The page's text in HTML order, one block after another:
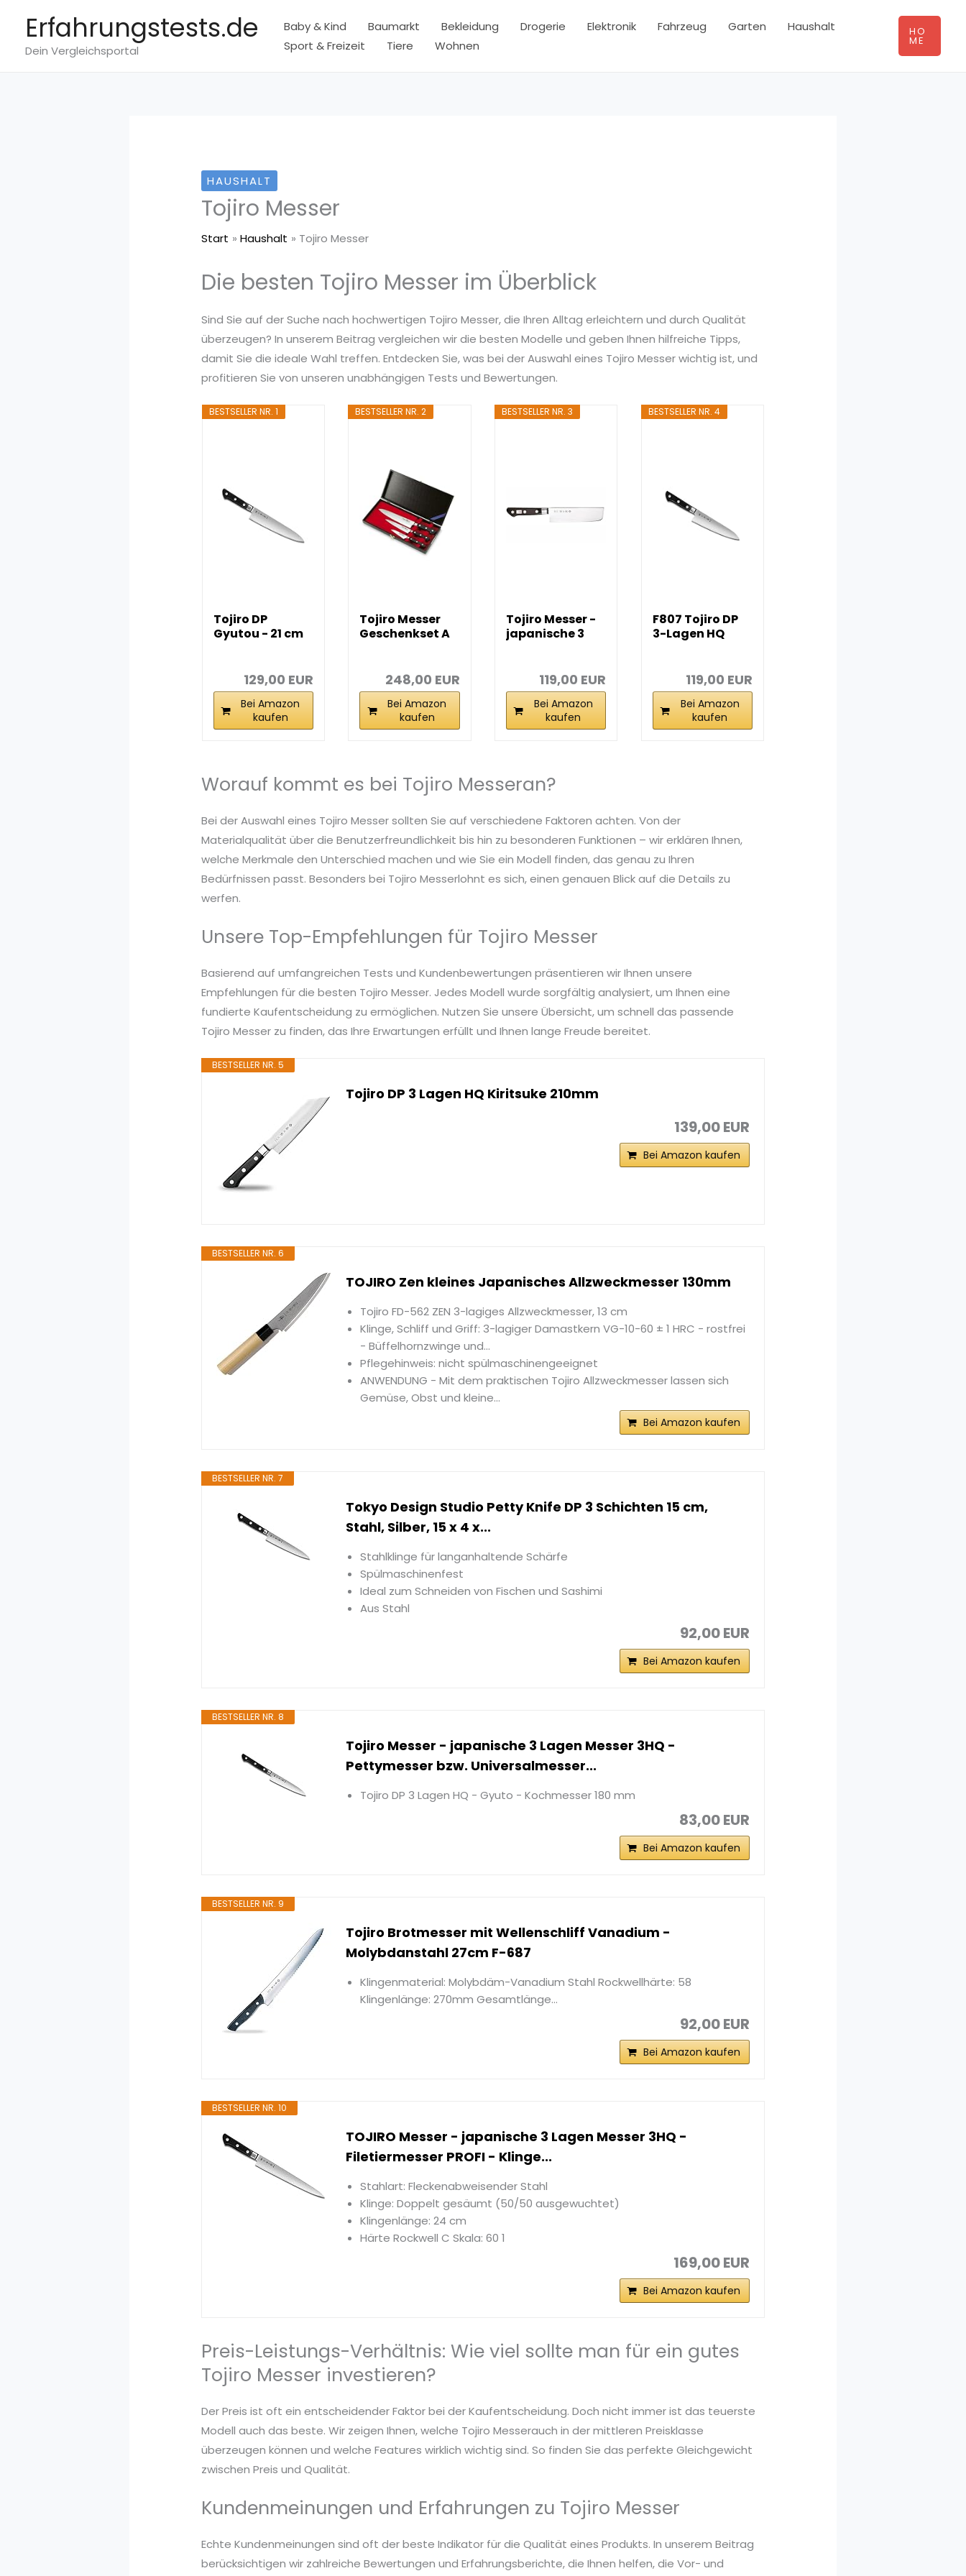
springen
Erfahrungstests.de
Dein Vergleichsportal
Baby & Kind Baumarkt Bekleidung Drogerie Elektronik Fahrzeug Garten
Haushalt
Sport & Freizeit
Tiere Wohnen
HO
ME
HAUSHALT
Tojiro Messer
Start Haushalt Tojiro Messer
Die besten Tojiro Messer im Überblick
Sind Sie auf der Suche nach hochwertigen Tojiro Messer, die Ihren Alltag erleichtern und durch Qualität
überzeugen? In unserem Beitrag vergleichen wir die besten Modelle und geben Ihnen hilfreiche Tipps,
damit Sie die ideale Wahl treffen. Entdecken Sie, was bei der Auswahl eines Tojiro Messer wichtig ist, und
profitieren Sie von unseren unabhängigen Tests und Bewertungen.
BESTSELLER NR. 1
Tojiro DP
Gyutou - 21 cm
129,00 EUR
Bei Amazon
kaufen
BESTSELLER NR. 2
Tojiro Messer
Geschenkset A
248,00 EUR
Bei Amazon
kaufen
BESTSELLER NR. 3
Tojiro Messer -
japanische 3
119,00 EUR
Bei Amazon
kaufen
BESTSELLER NR. 4
F807 Tojiro DP
3-Lagen HQ
119,00 EUR
Bei Amazon
kaufen
Worauf kommt es bei Tojiro Messeran?
Bei der Auswahl eines Tojiro Messer sollten Sie auf verschiedene Faktoren achten. Von der
Materialqualität über die Benutzerfreundlichkeit bis hin zu besonderen Funktionen – wir erklären Ihnen,
welche Merkmale den Unterschied machen und wie Sie ein Modell finden, das genau zu Ihren
Bedürfnissen passt. Besonders bei Tojiro Messerlohnt es sich, einen genauen Blick auf die Details zu
werfen.
Unsere Top-Empfehlungen für Tojiro Messer
Basierend auf umfangreichen Tests und Kundenbewertungen präsentieren wir Ihnen unsere
Empfehlungen für die besten Tojiro Messer. Jedes Modell wurde sorgfältig analysiert, um Ihnen eine
fundierte Kaufentscheidung zu ermöglichen. Nutzen Sie unsere Übersicht, um schnell das passende
Tojiro Messer zu finden, das Ihre Erwartungen erfüllt und Ihnen lange Freude bereitet.
BESTSELLER NR. 5
Tojiro DP 3 Lagen HQ Kiritsuke 210mm
139,00 EUR
Bei Amazon kaufen
BESTSELLER NR. 6
TOJIRO Zen kleines Japanisches Allzweckmesser 130mm
Tojiro FD-562 ZEN 3-lagiges Allzweckmesser, 13 cm
Klinge, Schliff und Griff: 3-lagiger Damastkern VG-10-60 ± 1 HRC - rostfrei
- Büffelhornzwinge und...
Pflegehinweis: nicht spülmaschinengeeignet
ANWENDUNG - Mit dem praktischen Tojiro Allzweckmesser lassen sich
Gemüse, Obst und kleine...
Bei Amazon kaufen
BESTSELLER NR. 7
Tokyo Design Studio Petty Knife DP 3 Schichten 15 cm,
Stahl, Silber, 15 x 4 x...
Stahlklinge für langanhaltende Schärfe
Spülmaschinenfest
Ideal zum Schneiden von Fischen und Sashimi
Aus Stahl
92,00 EUR
Bei Amazon kaufen
BESTSELLER NR. 8
Tojiro Messer - japanische 3 Lagen Messer 3HQ -
Pettymesser bzw. Universalmesser...
Tojiro DP 3 Lagen HQ - Gyuto - Kochmesser 180 mm
83,00 EUR
Bei Amazon kaufen
BESTSELLER NR. 9
Tojiro Brotmesser mit Wellenschliff Vanadium -
Molybdanstahl 27cm F-687
Klingenmaterial: Molybdäm-Vanadium Stahl Rockwellhärte: 58
Klingenlänge: 270mm Gesamtlänge...
92,00 EUR
Bei Amazon kaufen
BESTSELLER NR. 10
TOJIRO Messer - japanische 3 Lagen Messer 3HQ -
Filetiermesser PROFI - Klinge...
Stahlart: Fleckenabweisender Stahl
Klinge: Doppelt gesäumt (50/50 ausgewuchtet)
Klingenlänge: 24 cm
Härte Rockwell C Skala: 60 1
169,00 EUR
Bei Amazon kaufen
Preis-Leistungs-Verhältnis: Wie viel sollte man für ein gutes
Tojiro Messer investieren?
Der Preis ist oft ein entscheidender Faktor bei der Kaufentscheidung. Doch nicht immer ist das teuerste
Modell auch das beste. Wir zeigen Ihnen, welche Tojiro Messerauch in der mittleren Preisklasse
überzeugen können und welche Features wirklich wichtig sind. So finden Sie das perfekte Gleichgewicht
zwischen Preis und Qualität.
Kundenmeinungen und Erfahrungen zu Tojiro Messer
Echte Kundenmeinungen sind oft der beste Indikator für die Qualität eines Produkts. In unserem Beitrag
berücksichtigen wir zahlreiche Bewertungen und Erfahrungsberichte, die Ihnen helfen, die Vor- und